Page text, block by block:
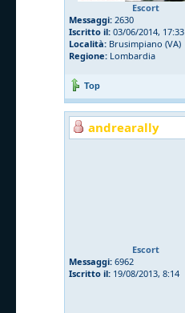
Escort
Messaggi: 2630
Iscritto il: 03/06/2014, 17:33
Località: Brusimpiano (VA)
Regione: Lombardia
Top
andrearally
Escort
Messaggi: 6962
Iscritto il: 19/08/2013, 8:14